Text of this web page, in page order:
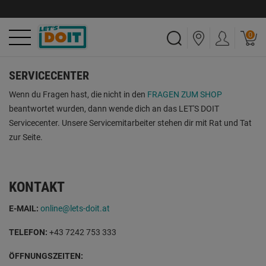
0
SERVICECENTER
Wenn du Fragen hast, die nicht in den FRAGEN ZUM SHOP
beantwortet wurden, dann wende dich an das LET'S DOIT
Servicecenter. Unsere Servicemitarbeiter stehen dir mit Rat und Tat
zur Seite.
KONTAKT
E-MAIL: online@lets-doit.at
TELEFON: +43 7242 753 333
ÖFFNUNGSZEITEN: